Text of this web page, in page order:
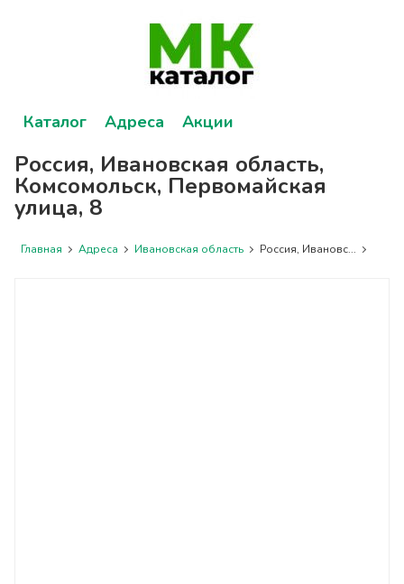
Каталог Адреса Акции
Россия, Ивановская область,
Комсомольск, Первомайская
улица, 8
Главная Адреса Ивановская область Россия, Ивановс...